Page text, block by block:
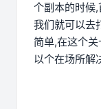
个副本的时候
我们就可以去
简单,在这个
以个在场所解